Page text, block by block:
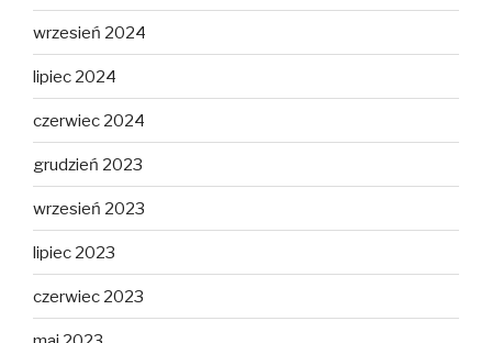
wrzesień 2024
lipiec 2024
czerwiec 2024
grudzień 2023
wrzesień 2023
lipiec 2023
czerwiec 2023